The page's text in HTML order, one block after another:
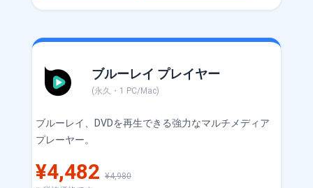
ブルーレイ プレイヤー
(永久・1 PC/Mac)
ブルーレイ、DVDを再生できる強力なマルチメディア
プレーヤー。
¥4,482 ¥4,980